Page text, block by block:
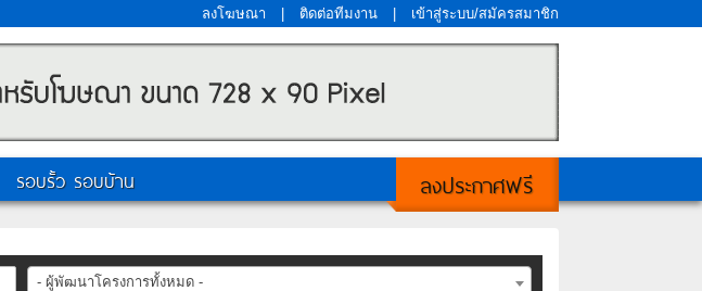
ลงโฆษณา ติดต่อทีมงาน เข้าสู่ระบบ/สมัครสมาชิก
รอบรั้ว รอบบ้าน ลงประกาศฟรี
- ผู้พัฒนาโครงการทั้งหมด -